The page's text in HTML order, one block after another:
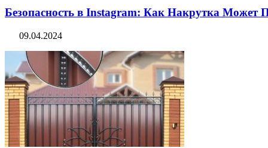
Безопасность в Instagram: Как Накрутка
09.04.2024